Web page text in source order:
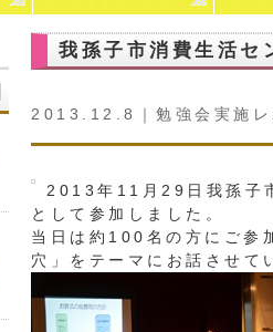
我孫子市消費生活セ
2013.12.8｜ 勉強会実施レ
2013年11月29日我孫子
として参加しました。
当日は約100名の方にご参
穴」をテーマにお話させて